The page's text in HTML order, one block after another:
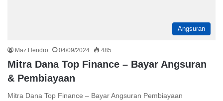
Angsuran
Maz Hendro 04/09/2024 485
Mitra Dana Top Finance – Bayar Angsuran
& Pembiayaan
Mitra Dana Top Finance – Bayar Angsuran Pembiayaan